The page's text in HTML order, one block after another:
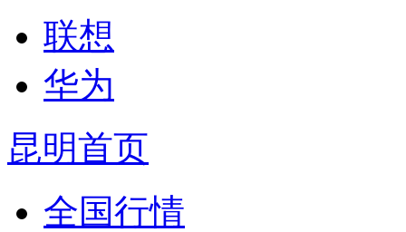
联想
华为
昆明首页
全国行情